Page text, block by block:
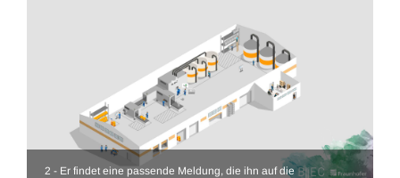
2 - Er findet eine passende Meldung, die ihn auf die